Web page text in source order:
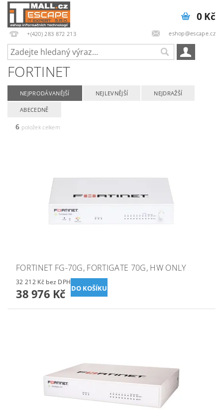
+(420) 283 872 213 eshop@escape.cz
0 Kč
FORTINET
NEJPRODÁVANĚJŠÍ NEJLEVNĚJŠÍ NEJDRAŽŠÍ
ABECEDNĚ
6 položek celkem
FORTINET FG-70G, FORTIGATE 70G, HW ONLY
32 212 Kč bez DPH
38 976 Kč